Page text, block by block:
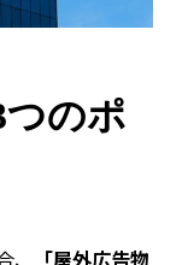
のポ
「屋外広告物